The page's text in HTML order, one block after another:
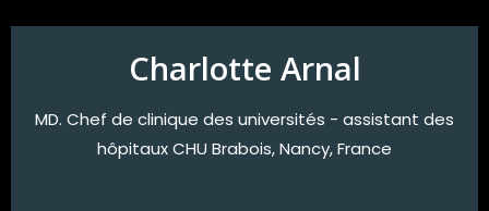
Charlotte Arnal
MD. Chef de clinique des universités - assistant des
hôpitaux CHU Brabois, Nancy, France